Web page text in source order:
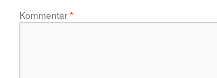
Kommentar*